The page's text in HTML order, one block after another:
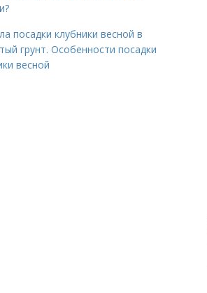
посадки клубники весной в
грунт. Особенности посадки
весной